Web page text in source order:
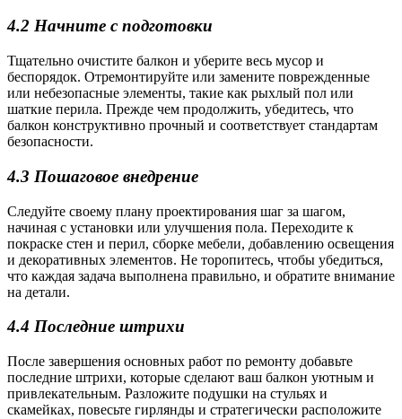
4.2 Начните с подготовки
Тщательно очистите балкон и уберите весь мусор и
беспорядок. Отремонтируйте или замените поврежденные
или небезопасные элементы, такие как рыхлый пол или
шаткие перила. Прежде чем продолжить, убедитесь, что
балкон конструктивно прочный и соответствует стандартам
безопасности.
4.3 Пошаговое внедрение
Следуйте своему плану проектирования шаг за шагом,
начиная с установки или улучшения пола. Переходите к
покраске стен и перил, сборке мебели, добавлению освещения
и декоративных элементов. Не торопитесь, чтобы убедиться,
что каждая задача выполнена правильно, и обратите внимание
на детали.
4.4 Последние штрихи
После завершения основных работ по ремонту добавьте
последние штрихи, которые сделают ваш балкон уютным и
привлекательным. Разложите подушки на стульях и
скамейках, повесьте гирлянды и стратегически расположите